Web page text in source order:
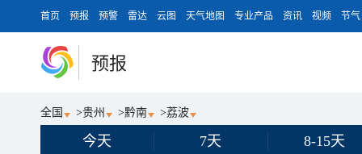
首页 预报 预警 雷达 云图 天气地图 专业产品 资讯 视频 节气
预报
全国 >贵州 >黔南 >荔波
今天 7天 8-15天